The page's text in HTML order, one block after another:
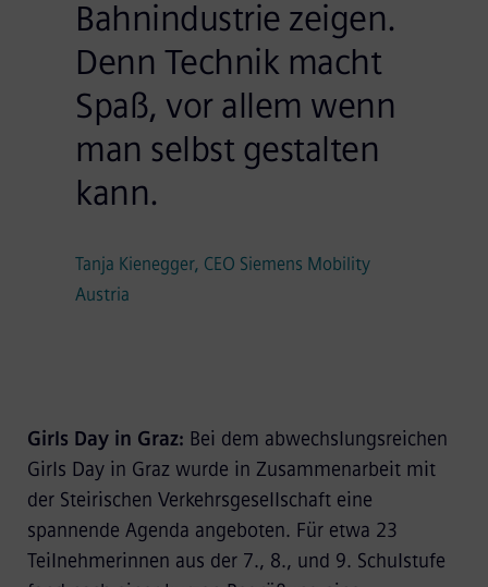
Bahnindustrie zeigen.
Denn Technik macht
Spaß, vor allem wenn
man selbst gestalten
kann.
Tanja Kienegger, CEO Siemens Mobility
Austria
Girls Day in Graz: Bei dem abwechslungsreichen
Girls Day in Graz wurde in Zusammenarbeit mit
der Steirischen Verkehrsgesellschaft eine
spannende Agenda angeboten. Für etwa 23
Teilnehmerinnen aus der 7., 8., und 9. Schulstufe